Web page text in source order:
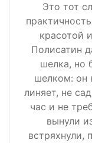
Это тот
красотой
Полисатин
шелка, но
шелком: он
линяет, не
час и не
вынули
встряхнули,